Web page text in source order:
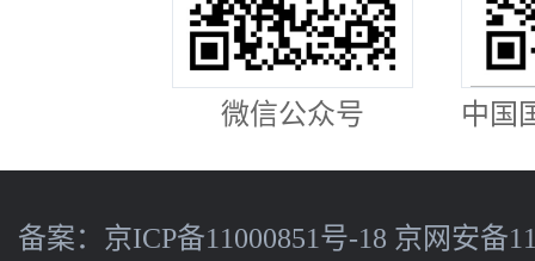
微信公众号 中国
备案： 京ICP备11000851号-18 京网安备